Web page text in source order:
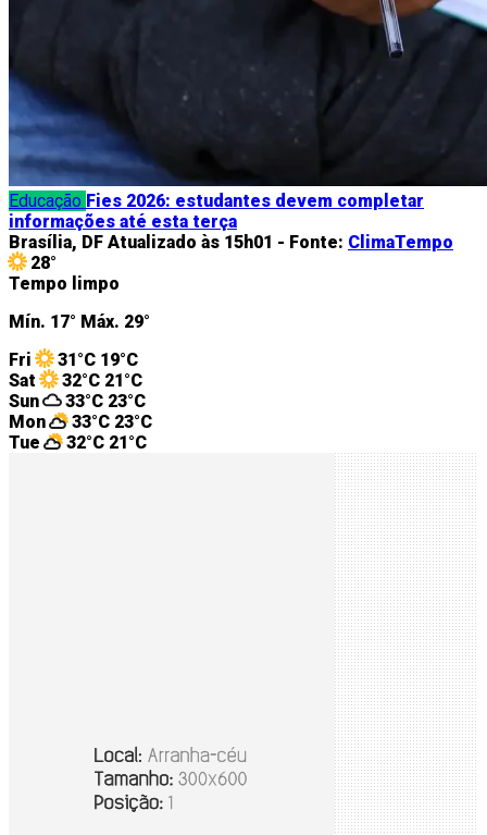
Educação Fies 2026: estudantes devem completar
informações até esta terça
Brasília, DF Atualizado às 15h01 - Fonte: ClimaTempo
28°
Tempo limpo
Mín. 17° Máx. 29°
Fri
31°C 19°C
Sat
32°C 21°C
Sun
33°C 23°C
Mon
33°C 23°C
Tue
32°C 21°C